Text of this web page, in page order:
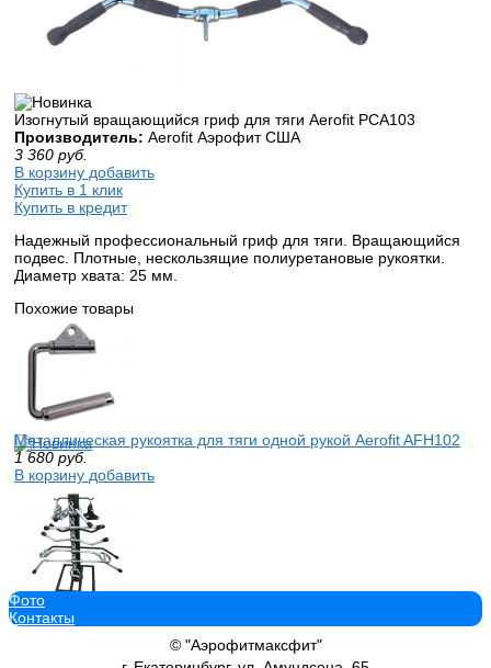
Изогнутый вращающийся гриф для тяги Aerofit PCA103
Производитель: Aerofit Аэрофит США
3 360 руб.
В корзину добавить
Купить в 1 клик
Купить в кредит
Надежный профессиональный гриф для тяги. Вращающийся
подвес. Плотные, нескользящие полиуретановые рукоятки.
Диаметр хвата: 25 мм.
Похожие товары
Металлическая рукоятка для тяги одной рукой Aerofit AFH102
1 680 руб.
В корзину добавить
Стойка для аксессуаров Aerofit AFCAS
16 450 руб.
Фото
Контакты
© "Аэрофитмаксфит"